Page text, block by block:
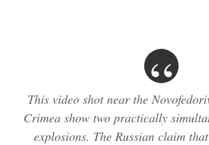
This video shot near the
Crimea show two practically
explosions. The Russian claim